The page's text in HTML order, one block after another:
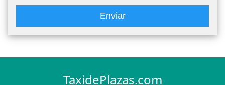
Enviar
TaxidePlazas.com